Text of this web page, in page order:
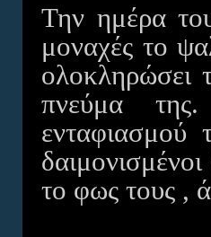
Την ημέρα
μοναχές το
ολοκληρώσει
πνεύμα
ενταφιασμού
το φως τους ,